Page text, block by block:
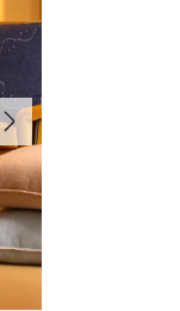
Continuar